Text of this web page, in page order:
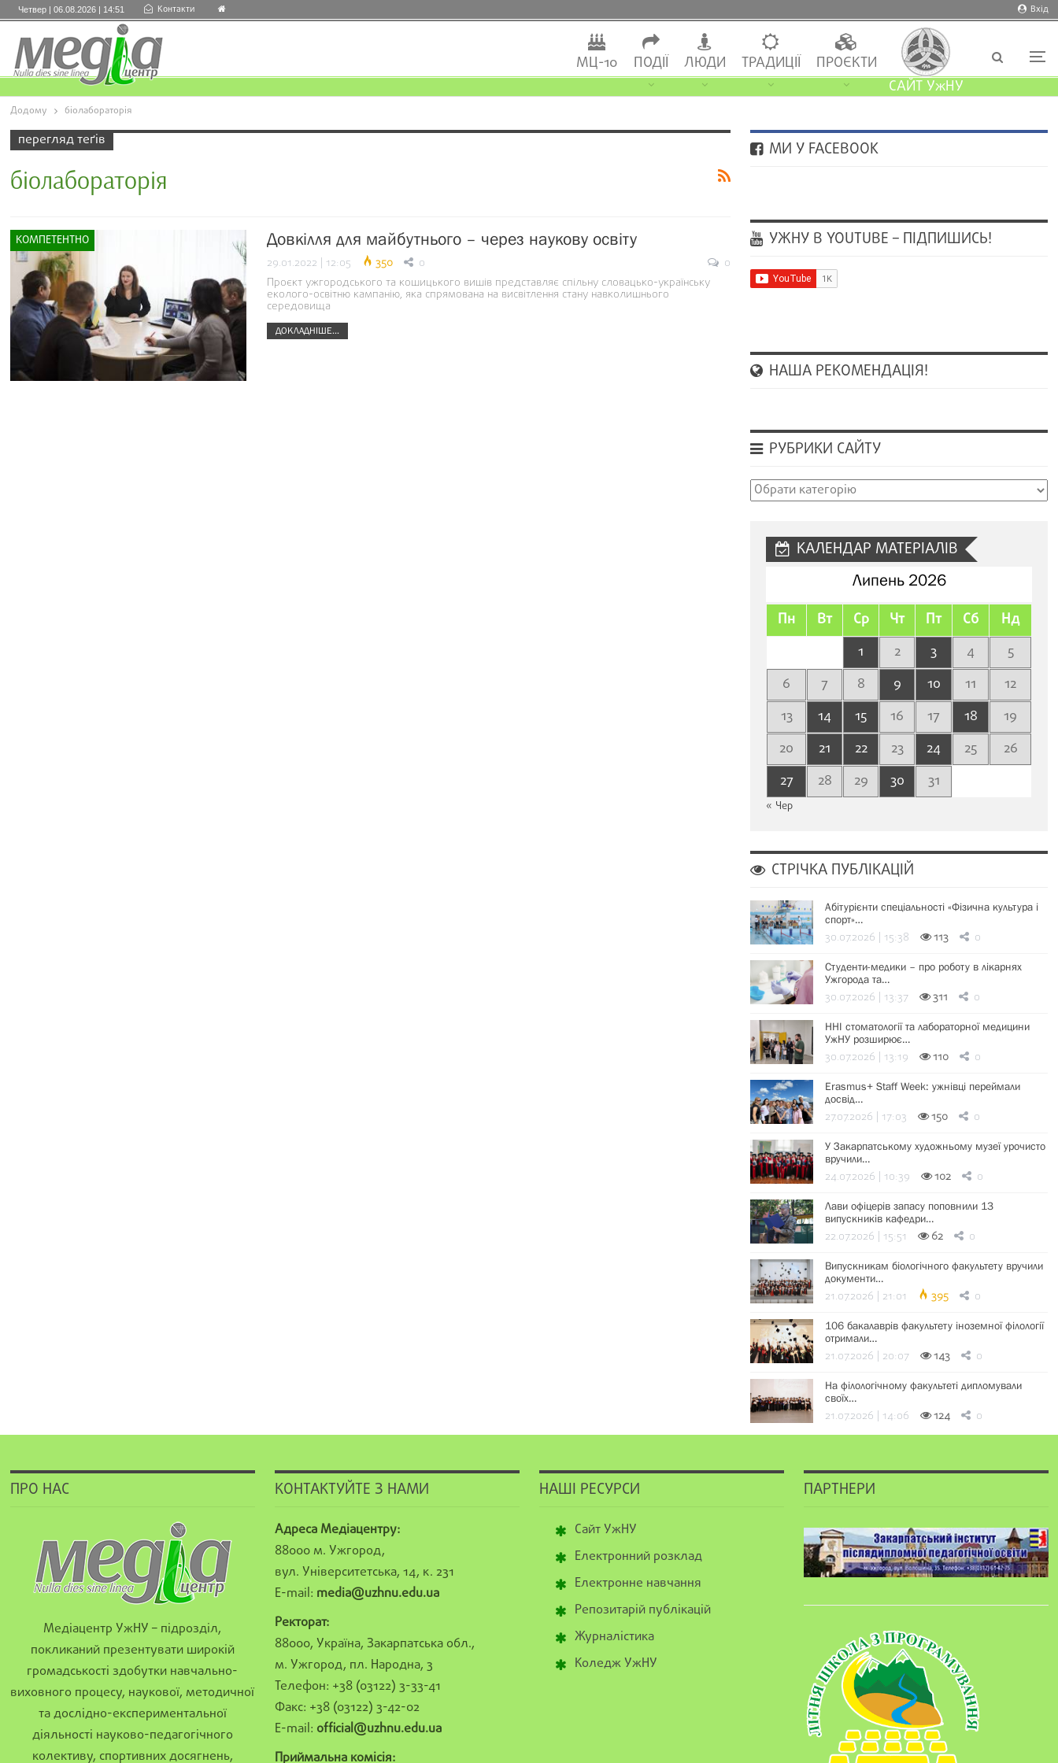
Вхід
Четвер | 06.08.2026 | 14:51 Контакти
МЦ-10 ПОДІЇ ЛЮДИ ТРАДИЦІЇ
ПРОЄКТИ
САЙТ УжНУ
Додому біолабораторія
перегляд теґів
біолабораторія
КОМПЕТЕНТНО Довкілля для майбутнього – через наукову освіту
29.01.2022 | 12:05 350 0
0
Проєкт ужгородського та кошицького вишів представляє спільну словацько-українську
еколого-освітню кампанію, яка спрямована на висвітлення стану навколишнього
середовища
ДОКЛАДНІШЕ...
МИ У FACEBOOK
УЖНУ В YOUTUBE – ПІДПИШИСЬ!
НАША РЕКОМЕНДАЦІЯ!
РУБРИКИ САЙТУ
Рубрики
КАЛЕНДАР МАТЕРІАЛІВ
Липень 2026
Пн Вт Ср Чт Пт Сб Нд
1 2 3 4
5
6
7 8 9 10 11
12
13
14 15 16 17 18
19
20
21 22 23 24 25
26
27
28 29 30 31
« Чер
СТРІЧКА ПУБЛІКАЦІЙ
Абітурієнти спеціальності «Фізична культура і
спорт»…
30.07.2026 | 15:38 113 0
Студенти-медики – про роботу в лікарнях
Ужгорода та…
30.07.2026 | 13:37 311 0
ННІ стоматології та лабораторної медицини
УжНУ розширює…
30.07.2026 | 13:19 110 0
Erasmus+ Staff Week: ужнівці переймали
досвід…
27.07.2026 | 17:03 150 0
У Закарпатському художньому музеї урочисто
вручили…
24.07.2026 | 10:39 102 0
Лави офіцерів запасу поповнили 13
випускників кафедри…
22.07.2026 | 15:51 62 0
Випускникам біологічного факультету вручили
документи…
21.07.2026 | 21:01 395 0
106 бакалаврів факультету іноземної філології
отримали…
21.07.2026 | 20:07 143 0
На філологічному факультеті дипломували
своїх…
21.07.2026 | 14:06 124 0
ПРО НАС
Медіацентр УжНУ – підрозділ,
покликаний презентувати широкій
громадськості здобутки навчально-
виховного процесу, наукової, методичної
та дослідно-експериментальної
діяльності науково-педагогічного
колективу, спортивних досягнень,
КОНТАКТУЙТЕ З НАМИ
Адреса Медіацентру:
88000 м. Ужгород,
вул. Університетська, 14, к. 231
E-mail: media@uzhnu.edu.ua
Ректорат:
88000, Україна, Закарпатська обл.,
м. Ужгород, пл. Народна, 3
Телефон: +38 (03122) 3-33-41
Факс: +38 (03122) 3-42-02
E-mail: official@uzhnu.edu.ua
Приймальна комісія:
НАШІ РЕСУРСИ
Сайт УжНУ
Електронний розклад
Електронне навчання
Репозитарій публікацій
Журналістика
Коледж УжНУ
ПАРТНЕРИ